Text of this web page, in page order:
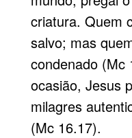
criatura. Quem
salvo; mas
condenado (Mc
ocasião, Jesus
milagres
(Mc 16.17).